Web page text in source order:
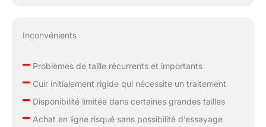
Inconvénients
–Problèmes de taille récurrents et importants
–Cuir initialement rigide qui nécessite un traitement
–Disponibilité limitée dans certaines grandes tailles
–Achat en ligne risqué sans possibilité d’essayage